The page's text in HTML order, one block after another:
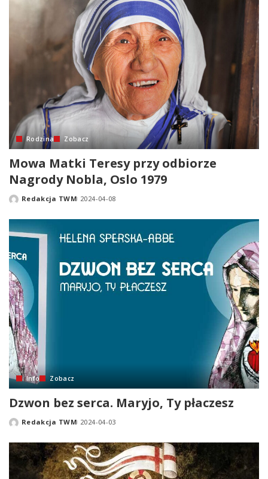
Rodzina Zobacz
Mowa Matki Teresy przy odbiorze
Nagrody Nobla, Oslo 1979
PostedRedakcja TWM 2024-04-08
Info Zobacz
Dzwon bez serca. Maryjo, Ty płaczesz
PostedRedakcja TWM 2024-04-03